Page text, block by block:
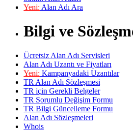
Yeni: Alan Adı Ara
Bilgi ve
Ücretsiz Alan Adı Servisleri
Alan Adı Uzantı ve Fiyatları
Yeni: Kampanyadaki Uzantılar
TR Alan Adı Sözleşmesi
TR için Gerekli Belgeler
TR Sorumlu Değişim Formu
TR Bilgi Güncelleme Formu
Alan Adı Sözleşmeleri
Whois